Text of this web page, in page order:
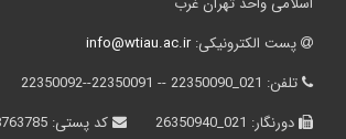
پست الکترونیکی:info@wtiau.ac.ir
تلفن:021_22350090 -- 22350091--22350092
دورنگار:021_26350940 کد پستی: